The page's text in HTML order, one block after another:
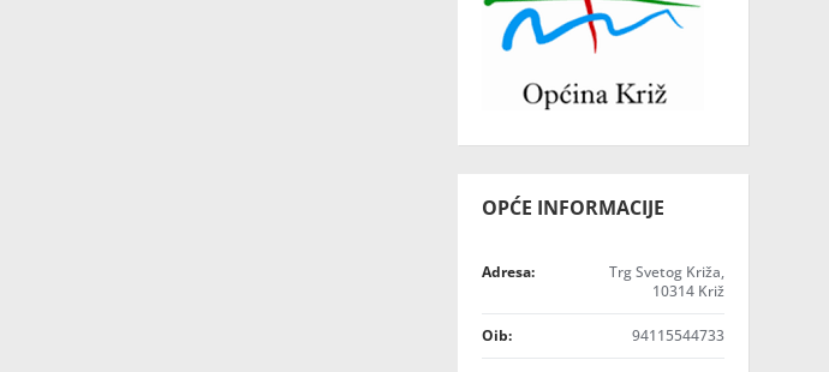
OPĆE INFORMACIJE
Adresa:
Trg Svetog Križa,
10314 Križ
Oib: 94115544733